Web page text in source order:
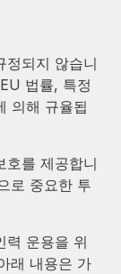
지원 제공
정되지 않습니
법률, 특정
의해 규율됩
호를 제공합니
로 중요한 투
력 운용을 위
래 내용은 가